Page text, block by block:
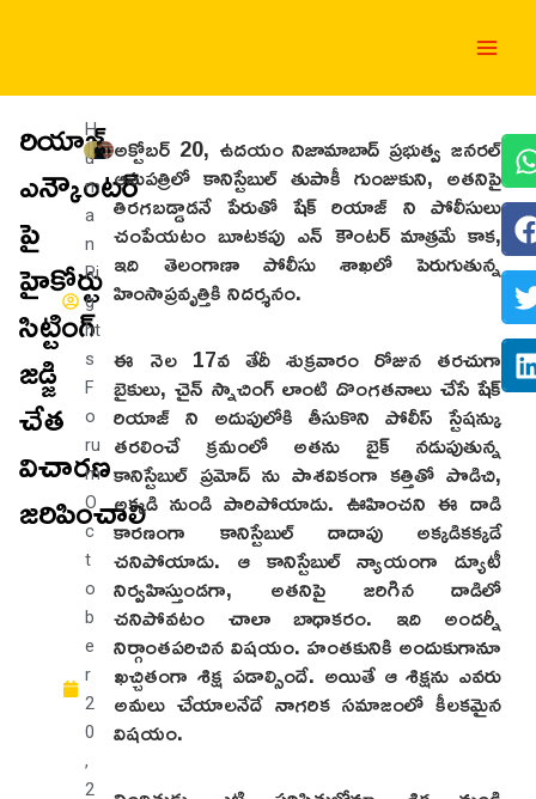
రియాజ్
ఎన్కౌంటర్
పై
హైకోర్టు
సిట్టింగ్
జడ్జి
చేత
విచారణ
జరిపించాలి
H
u
m
a
n
Ri
g
ht
s
F
o
ru
m
O
c
t
o
b
e
r
2
0
,
2
అక్టోబర్ 20, ఉదయం నిజామాబాద్ ప్రభుత్వ జనరల్
ఆసుపత్రిలో కానిస్టేబుల్ తుపాకీ గుంజుకుని, అతనిపై
తిరగబడ్డాడనే పేరుతో షేక్ రియాజ్ ని పోలీసులు
చంపేయటం బూటకపు ఎన్ కౌంటర్ మాత్రమే కాక,
ఇది తెలంగాణా పోలీసు శాఖలో పెరుగుతున్న
హింసాప్రవృత్తికి నిదర్శనం.
ఈ నెల 17వ తేదీ శుక్రవారం రోజున తరచుగా
బైకులు, చైన్ స్నాచింగ్ లాంటి దొంగతనాలు చేసే షేక్
రియాజ్ ని అదుపులోకి తీసుకొని పోలీస్ స్టేషన్కు
తరలించే క్రమంలో అతను బైక్ నడుపుతున్న
కానిస్టేబుల్ ప్రమోద్ ను పాశవికంగా కత్తితో పొడిచి,
అక్కడి నుండి పారిపోయాడు. ఊహించని ఈ దాడి
కారణంగా కానిస్టేబుల్ దాదాపు అక్కడికక్కడే
చనిపోయాడు. ఆ కానిస్టేబుల్ న్యాయంగా డ్యూటీ
నిర్వహిస్తుండగా, అతనిపై జరిగిన దాడిలో
చనిపోవటం చాలా బాధాకరం. ఇది అందర్నీ
నిర్గాంతపరిచిన విషయం. హంతకునికి అందుకుగానూ
ఖచ్చితంగా శిక్ష పడాల్సిందే. అయితే ఆ శిక్షను ఎవరు
అమలు చేయాలనేదే నాగరిక సమాజంలో కీలకమైన
విషయం.